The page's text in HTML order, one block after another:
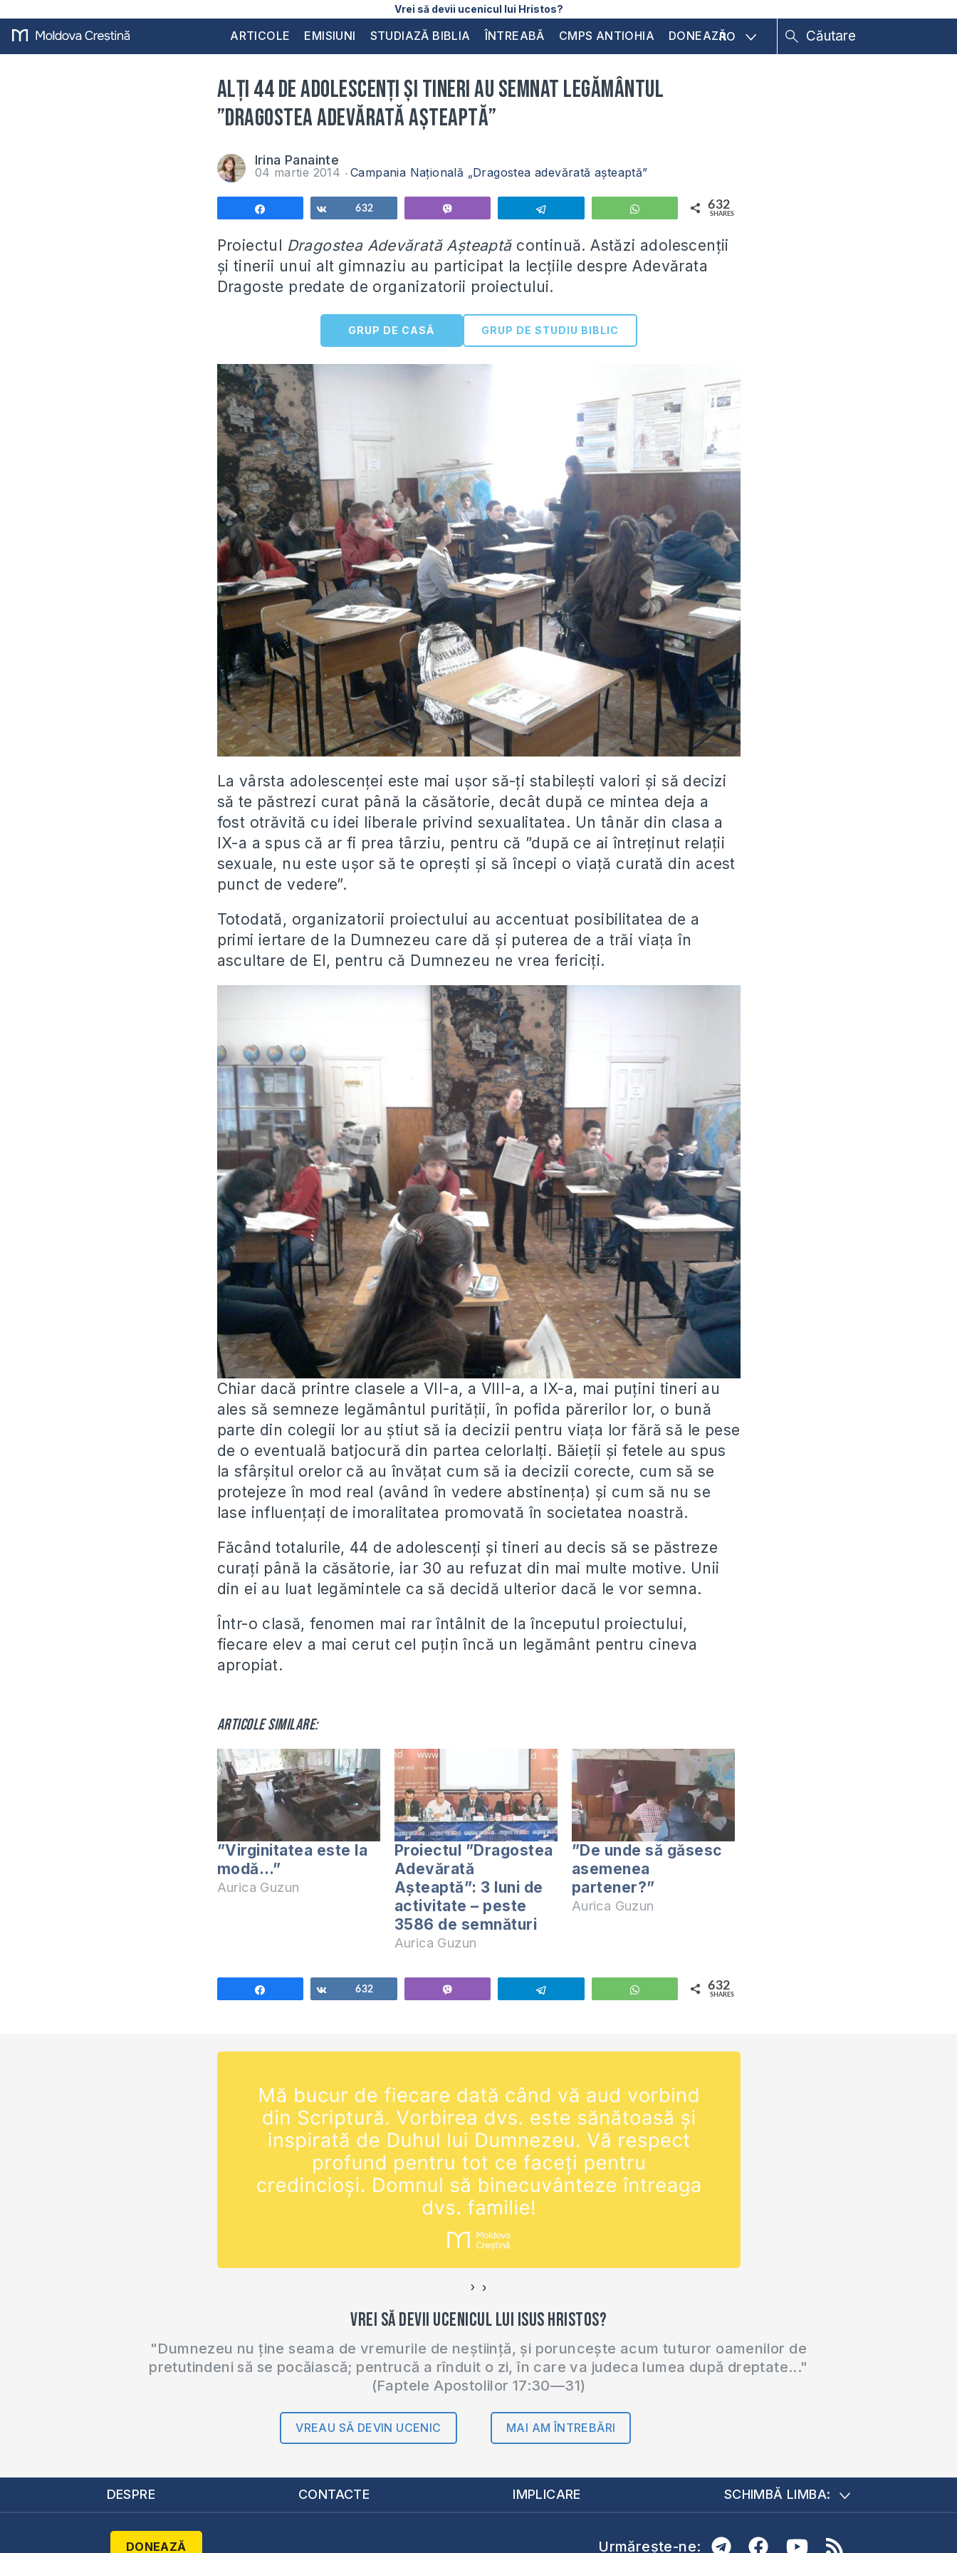
Vrei să devii ucenicul lui Hristos?
ARTICOLE EMISIUNI STUDIAZĂ BIBLIA ÎNTREABĂ CMPS ANTIOHIA DONEAZĂRO
Alți 44 de adolescenți și tineri au semnat legământul
”Dragostea Adevărată Așteaptă”
Irina Panainte
04 martie 2014 Campania Națională „Dragostea adevărată aşteaptă”
Share632 WhatsApp 632
SHARES
Proiectul Dragostea Adevărată Așteaptăcontinuă. Astăzi adolescenții
și tinerii unui alt gimnaziu au participat la lecțiile despre Adevărata
Dragoste predate de organizatorii proiectului.
GRUP DE CASĂ GRUP DE STUDIU BIBLIC
La vârsta adolescenței este mai ușor să-ți stabilești valori și să decizi
să te păstrezi curat până la căsătorie, decât după ce mintea deja a
fost otrăvită cu idei liberale privind sexualitatea. Un tânăr din clasa a
IX-a a spus că ar fi prea târziu, pentru că ”după ce ai întreținut relații
sexuale, nu este ușor să te oprești și să începi o viață curată din acest
punct de vedere”.
Totodată, organizatorii proiectului au accentuat posibilitatea de a
primi iertare de la Dumnezeu care dă și puterea de a trăi viața în
ascultare de El, pentru că Dumnezeu ne vrea fericiți.
Chiar dacă printre clasele a VII-a, a VIII-a, a IX-a, mai puțini tineri au
ales să semneze legământul purității, în pofida părerilor lor, o bună
parte din colegii lor au știut să ia decizii pentru viața lor fără să le pese
de o eventuală batjocură din partea celorlalți. Băieții și fetele au spus
la sfârșitul orelor că au învățat cum să ia decizii corecte, cum să se
protejeze în mod real (având în vedere abstinența) și cum să nu se
lase influențați de imoralitatea promovată în societatea noastră.
Făcând totalurile, 44 de adolescenți și tineri au decis să se păstreze
curați până la căsătorie, iar 30 au refuzat din mai multe motive. Unii
din ei au luat legămintele ca să decidă ulterior dacă le vor semna.
Într-o clasă, fenomen mai rar întâlnit de la începutul proiectului,
fiecare elev a mai cerut cel puțin încă un legământ pentru cineva
apropiat.
Articole similare:
”Virginitatea este la
modă…”
Aurica Guzun
Proiectul ”Dragostea
Adevărată
Așteaptă”: 3 luni de
activitate – peste
3586 de semnături
Aurica Guzun
”De unde să găsesc
asemenea
partener?”
Aurica Guzun
Share632 WhatsApp 632
SHARES
‹ ›
Vrei să devii ucenicul lui Isus Hristos?
"Dumnezeu nu ține seama de vremurile de neștiință, și poruncește acum tuturor oamenilor de
pretutindeni să se pocăiască; pentrucă a rînduit o zi, în care va judeca lumea după dreptate..."
(Faptele Apostolilor 17:30—31)
VREAU SĂ DEVIN UCENIC MAI AM ÎNTREBĂRI
DESPRE CONTACTE IMPLICARE SCHIMBĂ LIMBA:
DONEAZĂ Urmărește-ne: